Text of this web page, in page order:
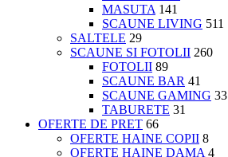
MASUTA 141
SCAUNE LIVING 511
SALTELE 29
SCAUNE SI FOTOLII 260
FOTOLII 89
SCAUNE BAR 41
SCAUNE GAMING 33
TABURETE 31
OFERTE DE PRET 66
OFERTE HAINE COPII 8
OFERTE HAINE DAMA 4